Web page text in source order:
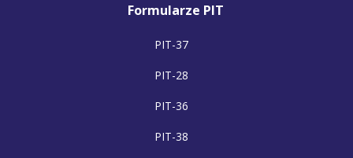
Formularze PIT
PIT-37
PIT-28
PIT-36
PIT-38